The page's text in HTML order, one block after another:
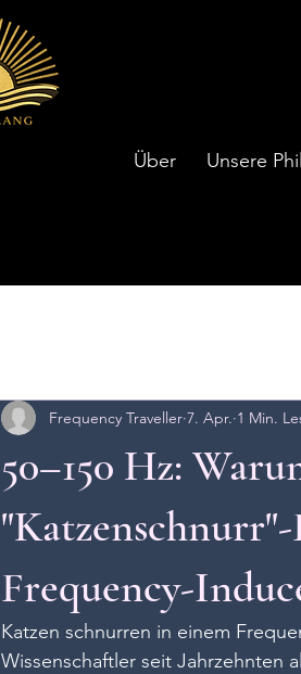
Über Unsere
50–150 Hz:
Frequency-
Frequency Traveller 7. Apr. 1 Min.
Katzen schnurren in einem
Wissenschaftler seit Jahrzehnten